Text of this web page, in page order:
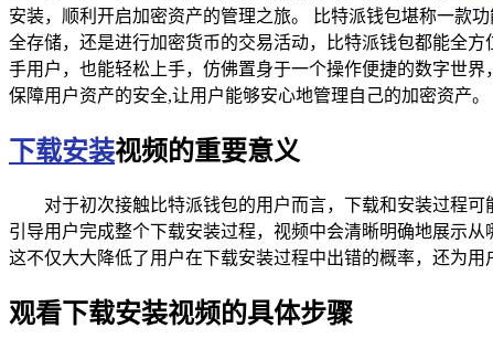
安装，顺利开启加密资产的管理之旅。 比特派钱包堪称一款
全存储，还是进行加密货币的交易活动，比特派钱包都能全
手用户，也能轻松上手，仿佛置身于一个操作便捷的数字世
保障用户资产的安全,让用户能够安心地管理自己的加密资产。
下载安装视频的重要意义
对于初次接触比特派钱包的用户而言，下载和安装过程
引导用户完成整个下载安装过程，视频中会清晰明确地展示
这不仅大大降低了用户在下载安装过程中出错的概率，还为
观看下载安装视频的具体步骤